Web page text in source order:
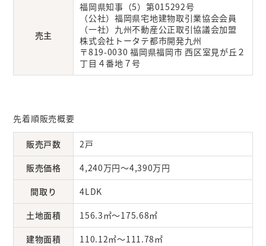
売主
福岡県知事（5）第015292号
（公社）福岡県宅地建物取引業協会会員
（一社）九州不動産公正取引協議会加盟
株式会社トータテ都市開発九州
〒819-0030 福岡県福岡市 西区室見が丘２
丁目４番地７号
先着順販売概要
販売戸数
2戸
販売価格
4,240万円～4,390万円
間取り
4LDK
土地面積
156.3㎡～175.68㎡
建物面積
110.12㎡～111.78㎡